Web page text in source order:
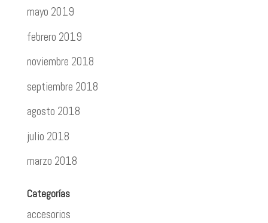
mayo 2019
febrero 2019
noviembre 2018
septiembre 2018
agosto 2018
julio 2018
marzo 2018
Categorías
accesorios